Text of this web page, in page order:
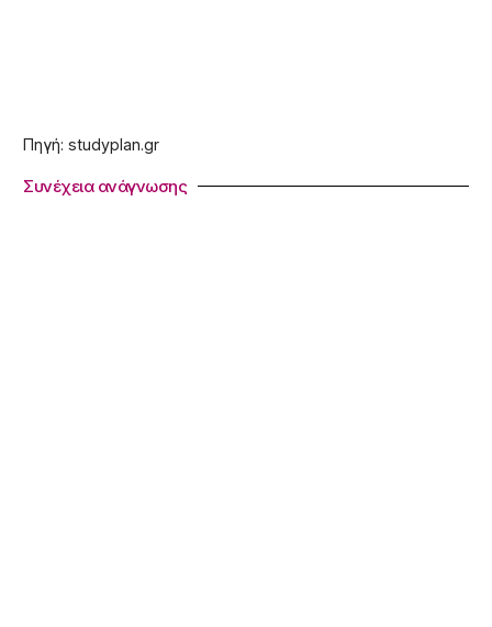
Πηγή: studyplan.gr
Συνέχεια ανάγνωσης